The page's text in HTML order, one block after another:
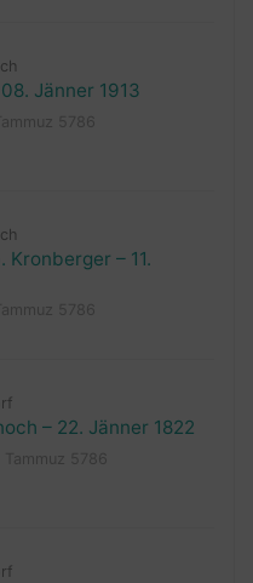
Jänner 1913
– 11.
– 22. Jänner 1822